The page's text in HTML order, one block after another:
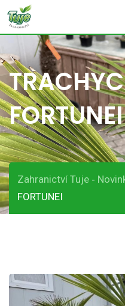
Skip
FORTUNEI
Zahranictví Tuje -
FORTUNEI